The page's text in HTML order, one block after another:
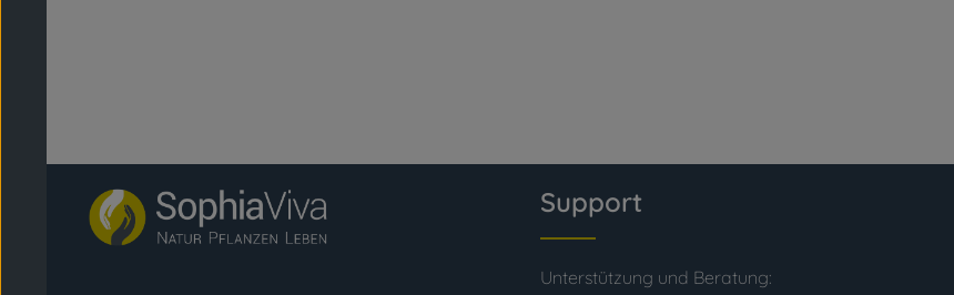
Support
Unterstützung und Beratung: